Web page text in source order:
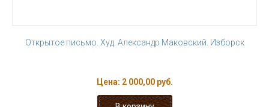
Открытое письмо. Худ. Александр Маковский. Изборск
Цена: 2 000,00 руб.